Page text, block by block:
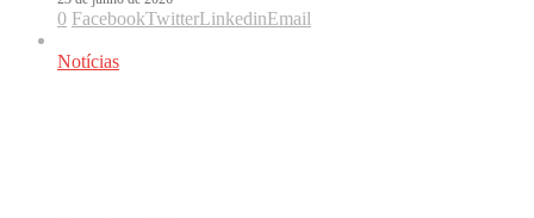
0 FacebookTwitterLinkedinEmail
Notícias